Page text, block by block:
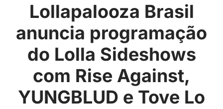
Lollapalooza Brasil
anuncia programação
do Lolla Sideshows
com Rise Against,
YUNGBLUD e Tove Lo